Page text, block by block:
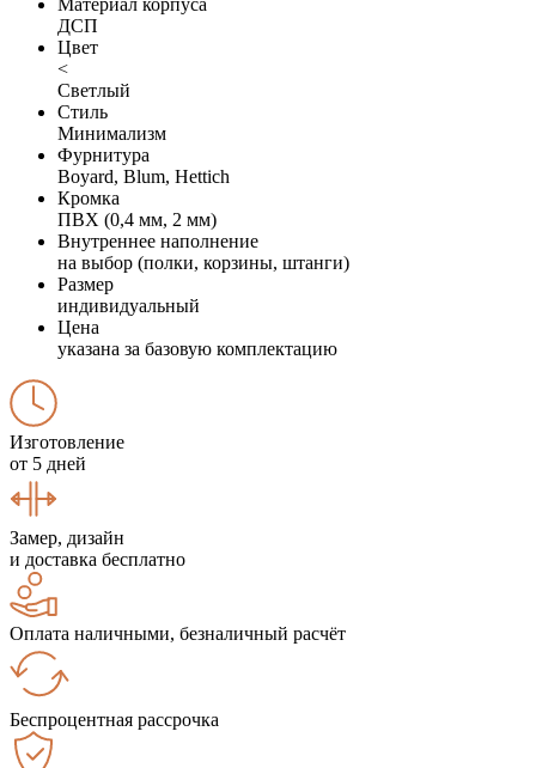
ДСП
Цвет
<
Светлый
Стиль
Минимализм
Фурнитура
Boyard, Blum, Hettich
Кромка
ПВХ (0,4 мм, 2 мм)
Внутреннее наполнение
на выбор (полки, корзины, штанги)
Размер
индивидуальный
Цена
указана за базовую комплектацию
Изготовление
от 5 дней
Замер, дизайн
и доставка бесплатно
Оплата наличными, безналичный расчёт
Беспроцентная рассрочка